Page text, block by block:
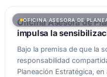
OFICINA ASESORA DE
Oficina Asesora de
impulsa la
Bajo la premisa de que la
responsabilidad
Planeación Estratégica,